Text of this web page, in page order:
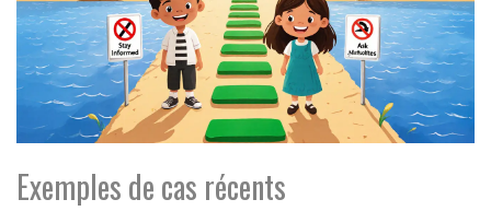
Exemples de cas récents